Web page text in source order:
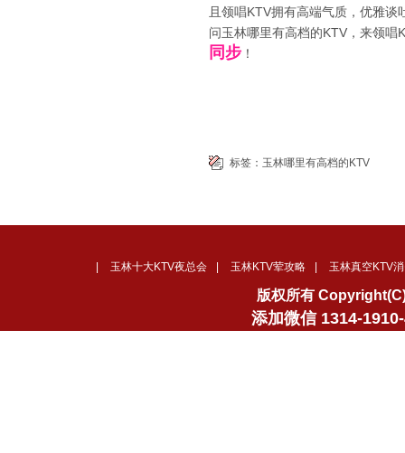
且领唱KTV拥有高端气质，优雅
问玉林哪里有高档的KTV，来领唱
同步 ！
标签： 玉林哪里有高档的KTV
版权所有
添加微信 1314-
玉林十大KTV夜总会 玉林KTV荤攻略 玉林真空KTV